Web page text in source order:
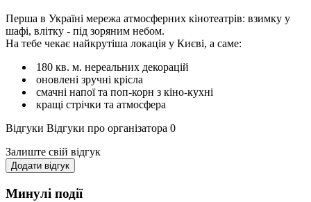
Перша в Україні мережа атмосферних кінотеатрів: взимку у
шафі, влітку - під зоряним небом.
На тебе чекає найкрутіша локація у Києві, а саме:
180 кв. м. нереальних декорацій
оновлені зручні крісла
смачні напої та поп-корн з кіно-кухні
кращі стрічки та атмосфера
Відгуки Відгуки про організатора 0
Залиште свій відгук
Додати відгук
Минулі події